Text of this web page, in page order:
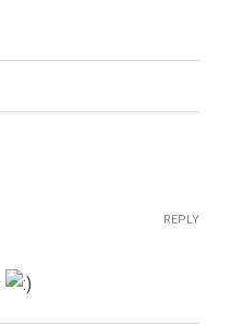
REPLY